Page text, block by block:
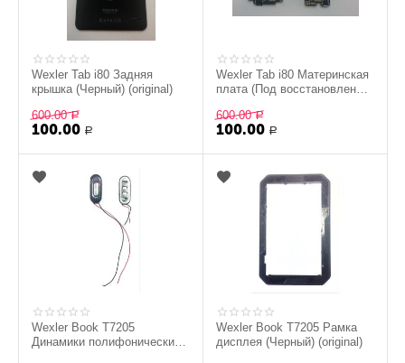
Wexler Tab i80 Задняя
крышка (Черный) (original)
600.00 Р
100.00 Р
Wexler Tab i80 Материнская
плата (Под восстановление)
600.00 Р
100.00 Р
Wexler Book T7205
Динамики полифонические
Wexler Book T7205 Рамка
дисплея (Черный) (original)